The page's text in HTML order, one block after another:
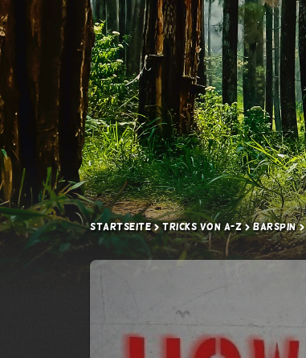
Startseite Tricks von A-Z Barspin